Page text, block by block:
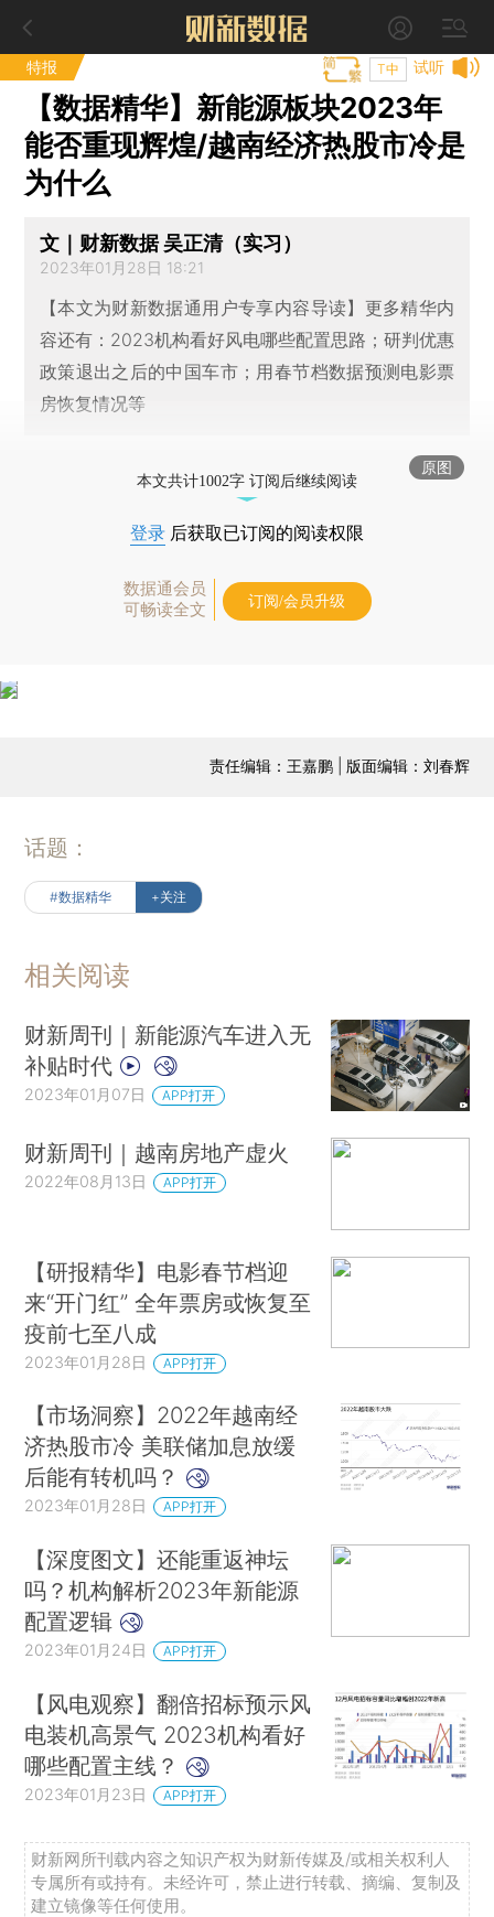
特报 试听
T中
【数据精华】新能源板块2023年
能否重现辉煌/越南经济热股市冷是
为什么
文｜财新数据 吴正清（实习）
2023年01月28日 18:21
【本文为财新数据通用户专享内容导读】更多精华内
容还有：2023机构看好风电哪些配置思路；研判优惠
政策退出之后的中国车市；用春节档数据预测电影票
房恢复情况等
原图
本文共计1002字 订阅后继续阅读
登录 后获取已订阅的阅读权限
数据通会员
可畅读全文
订阅/会员升级
责任编辑：王嘉鹏 | 版面编辑：刘春辉
话题：
#数据精华 +关注
相关阅读
财新周刊｜新能源汽车进入无
补贴时代
2023年01月07日 APP打开
财新周刊｜越南房地产虚火
2022年08月13日 APP打开
【研报精华】电影春节档迎
来“开门红” 全年票房或恢复至
疫前七至八成
2023年01月28日 APP打开
【市场洞察】2022年越南经
济热股市冷 美联储加息放缓
后能有转机吗？
2023年01月28日 APP打开
【深度图文】还能重返神坛
吗？机构解析2023年新能源
配置逻辑
2023年01月24日 APP打开
【风电观察】翻倍招标预示风
电装机高景气 2023机构看好
哪些配置主线？
2023年01月23日 APP打开
财新网所刊载内容之知识产权为财新传媒及/或相关权利人
专属所有或持有。未经许可，禁止进行转载、摘编、复制及
建立镜像等任何使用。